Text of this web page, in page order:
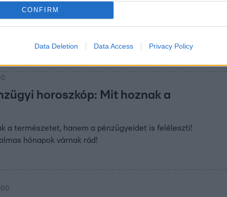
CONFIRM
Data Deletion Data Access Privacy Policy
az érzelmek, intuíció és empátia jellemzi. Fedezd fel a
jegyek illenek hozzájuk!
horoszkóp: Mit hoznak a
a természetet, hanem a pénzügyeidet is feléleszti!
hónapok várnak rád!